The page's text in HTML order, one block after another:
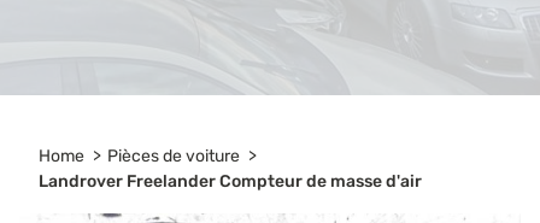
Home
Pièces de voiture
Landrover Freelander Compteur de masse d'air